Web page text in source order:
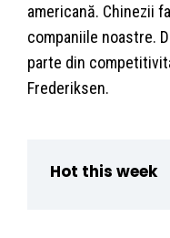
americană. Chinezii
companiile noastre.
parte din
Frederiksen.
Hot this week